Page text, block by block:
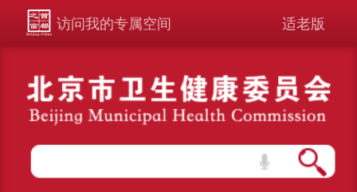
访问我的专属空间 适老版